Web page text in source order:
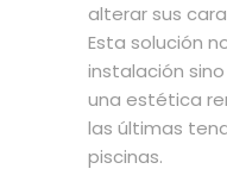
alterar sus
Esta solución
instalación
una estética
las últimas
piscinas.